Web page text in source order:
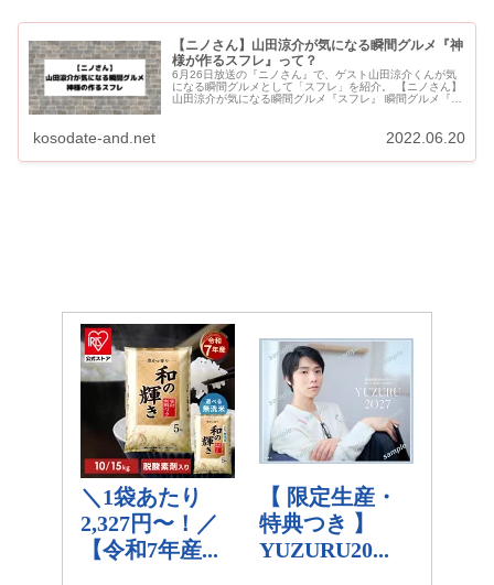
【ニノさん】山田涼介が気になる瞬間グルメ『神
様が作るスフレ』って？
6月26日放送の『ニノさん』で、ゲスト山田涼介くんが気
になる瞬間グルメとして「スフレ」を紹介。 【ニノさん】
山田涼介が気になる瞬間グルメ『スフレ』 瞬間グルメ『神
kosodate-and.net 2022.06.20